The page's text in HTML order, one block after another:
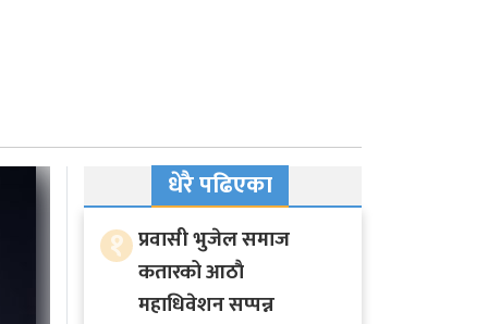
धेरै पढिएका
१ प्रवासी भुजेल समाज
कतारको आठाै
महाधिवेशन सप्पन्न